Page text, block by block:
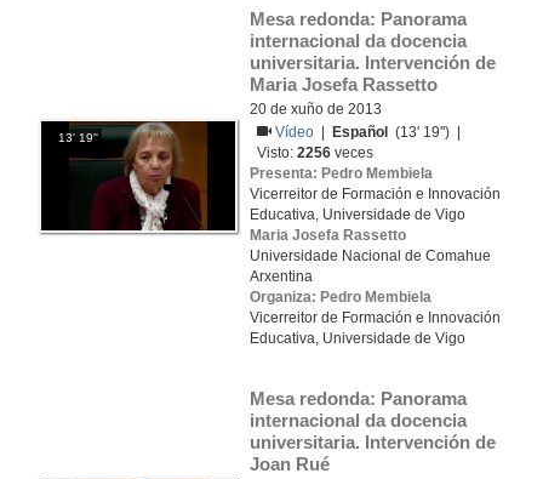
13' 19''
Mesa redonda: Panorama
internacional da docencia
universitaria. Intervención de
Maria Josefa Rassetto
20 de xuño de 2013
Vídeo
Español
(13' 19'') |
Visto:2256 veces
Presenta: Pedro Membiela
Vicerreitor de Formación e Innovación
Educativa, Universidade de Vigo
Maria Josefa Rassetto
Universidade Nacional de Comahue
Arxentina
Organiza: Pedro Membiela
Vicerreitor de Formación e Innovación
Educativa, Universidade de Vigo
Mesa redonda: Panorama
internacional da docencia
universitaria. Intervención de
Joan Rué